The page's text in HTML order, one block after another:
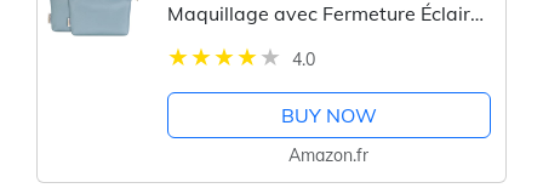
Maquillage avec Fermeture Éclair
Sac à Cosmétiques Hydrofuge en
(Brevet en Instance)
4.0
BUY NOW
Amazon.fr